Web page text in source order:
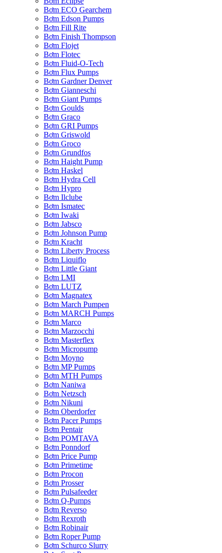
Bơm ECO Gearchem
Bơm Edson Pumps
Bơm Fill Rite
Bơm Finish Thompson
Bơm Flojet
Bơm Flotec
Bơm Fluid-O-Tech
Bơm Flux Pumps
Bơm Gardner Denver
Bơm Gianneschi
Bơm Giant Pumps
Bơm Goulds
Bơm Graco
Bơm GRI Pumps
Bơm Griswold
Bơm Groco
Bơm Grundfos
Bơm Haight Pump
Bơm Haskel
Bơm Hydra Cell
Bơm Hypro
Bơm Ilclube
Bơm Ismatec
Bơm Iwaki
Bơm Jabsco
Bơm Johnson Pump
Bơm Kracht
Bơm Liberty Process
Bơm Liquiflo
Bơm Little Giant
Bơm LMI
Bơm LUTZ
Bơm Magnatex
Bơm March Pumpen
Bơm MARCH Pumps
Bơm Marco
Bơm Marzocchi
Bơm Masterflex
Bơm Micropump
Bơm Moyno
Bơm MP Pumps
Bơm MTH Pumps
Bơm Naniwa
Bơm Netzsch
Bơm Nikuni
Bơm Oberdorfer
Bơm Pacer Pumps
Bơm Pentair
Bơm POMTAVA
Bơm Ponndorf
Bơm Price Pump
Bơm Primetime
Bơm Procon
Bơm Prosser
Bơm Pulsafeeder
Bơm Q-Pumps
Bơm Reverso
Bơm Rexroth
Bơm Robinair
Bơm Roper Pump
Bơm Schurco Slurry